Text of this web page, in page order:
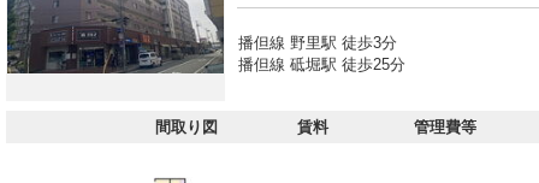
播但線 野里駅 徒歩3分
播但線 砥堀駅 徒歩25分
間取り図 賃料 管理費等